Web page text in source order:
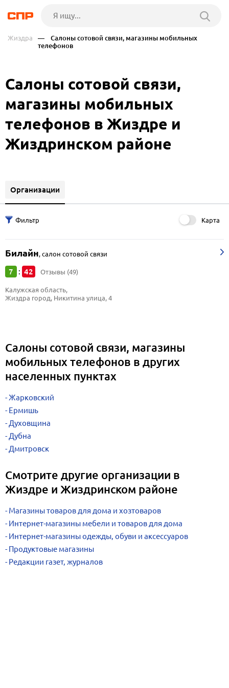
Жиздра
— Салоны сотовой связи, магазины мобильных
телефонов
Салоны сотовой связи,
магазины мобильных
телефонов в Жиздре и
Жиздринском районе
Организации
Карта
Билайн,салон сотовой связи
7 : 42 Отзывы (49)
Калужская область,
Жиздра город, Никитина улица, 4
Салоны сотовой связи, магазины
мобильных телефонов в других
населенных пунктах
Жарковский
Ермишь
Духовщина
Дубна
Дмитровск
Смотрите другие организации в
Жиздре и Жиздринском районе
Магазины товаров для дома и хозтоваров
Интернет-магазины мебели и товаров для дома
Интернет-магазины одежды, обуви и аксессуаров
Продуктовые магазины
Редакции газет, журналов